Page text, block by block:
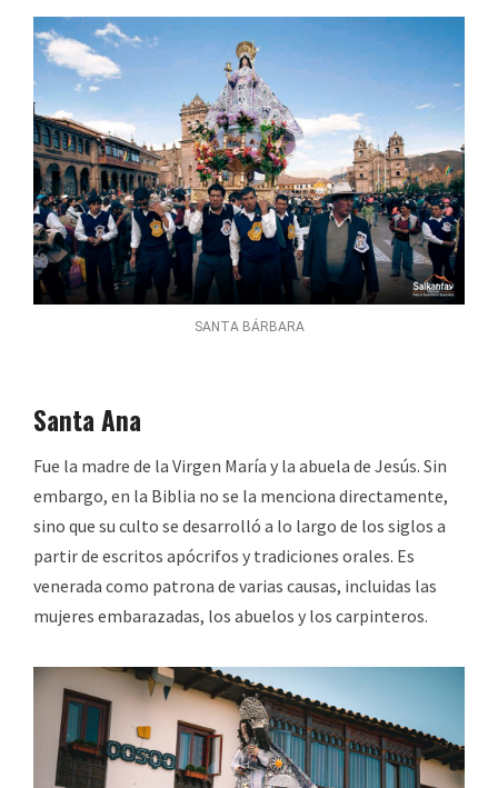
SANTA BÁRBARA
Santa Ana
Fue la madre de la Virgen María y la abuela de Jesús. Sin
embargo, en la Biblia no se la menciona directamente,
sino que su culto se desarrolló a lo largo de los siglos a
partir de escritos apócrifos y tradiciones orales. Es
venerada como patrona de varias causas, incluidas las
mujeres embarazadas, los abuelos y los carpinteros.